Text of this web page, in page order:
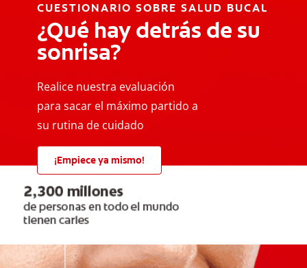
CUESTIONARIO SOBRE SALUD BUCAL
¿Qué hay detrás de su
sonrisa?
Realice nuestra evaluación
para sacar el máximo partido a
su rutina de cuidado
¡Empiece ya mismo!